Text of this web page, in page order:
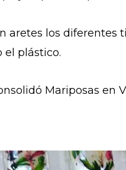
aretes los
el plástico.
Mariposas